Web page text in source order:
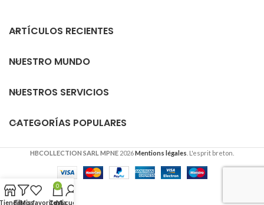
ARTÍCULOS RECIENTES
NUESTRO MUNDO
NUESTROS SERVICIOS
CATEGORÍAS POPULARES
HBCOLLECTION SARL MPNE 2026Mentions légales . L'esprit breton.
Filtros
Mis favoritos
0
Cesta
Mi cuenta